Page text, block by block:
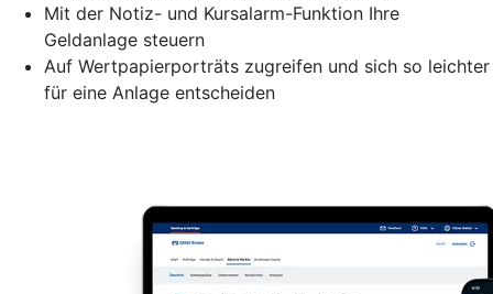
Mit der Notiz- und Kursalarm-Funktion Ihre
Geldanlage steuern
Auf Wertpapierporträts zugreifen und sich so leichter
für eine Anlage entscheiden